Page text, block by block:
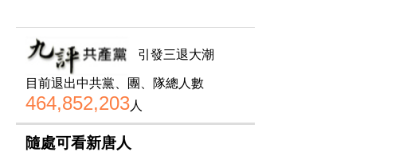
引發三退大潮
目前退出中共黨、團、隊總人數
464,852,203人
隨處可看新唐人